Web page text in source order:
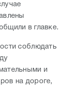
в главке.
соблюдать
и
на дороге,